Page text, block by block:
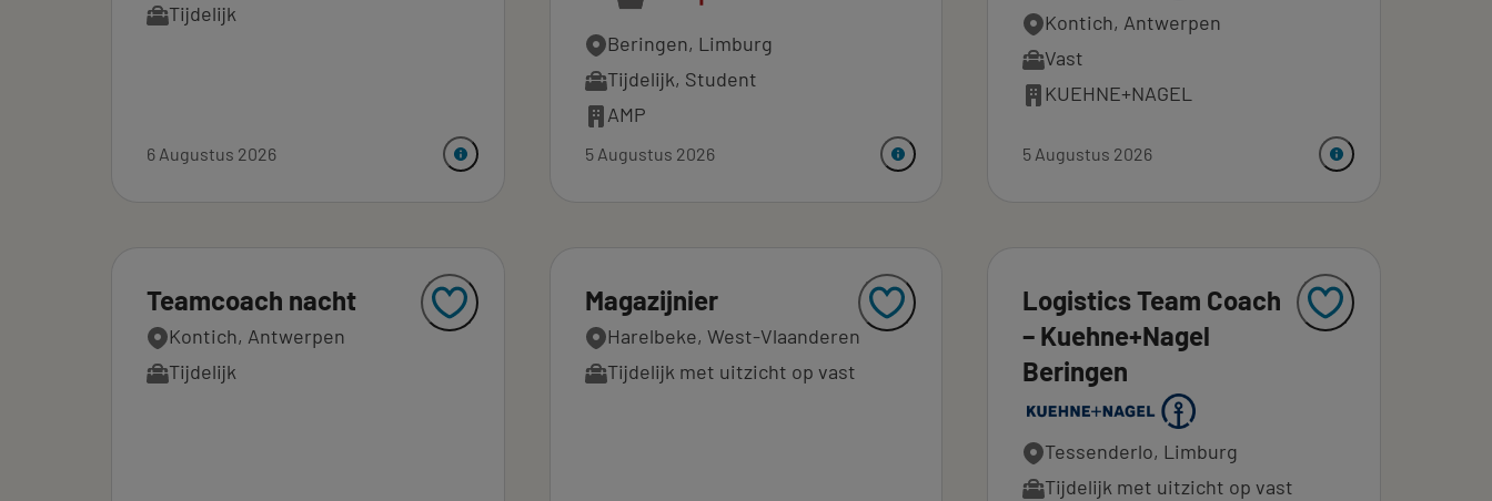
Tijdelijk
6 Augustus 2026
Beringen, Limburg
Tijdelijk, Student
AMP
5 Augustus 2026
Kontich, Antwerpen
Vast
KUEHNE+NAGEL
5 Augustus 2026
Teamcoach nacht
Kontich, Antwerpen
Tijdelijk
Magazijnier
Harelbeke, West-Vlaanderen
Tijdelijk met uitzicht op vast
Logistics Team Coach
– Kuehne+Nagel
Beringen
Tessenderlo, Limburg
Tijdelijk met uitzicht op vast